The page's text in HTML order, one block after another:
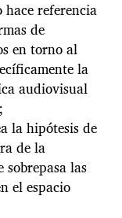
hace referencia
de
en torno al
la
audiovisual
la hipótesis de
de la
las
el espacio